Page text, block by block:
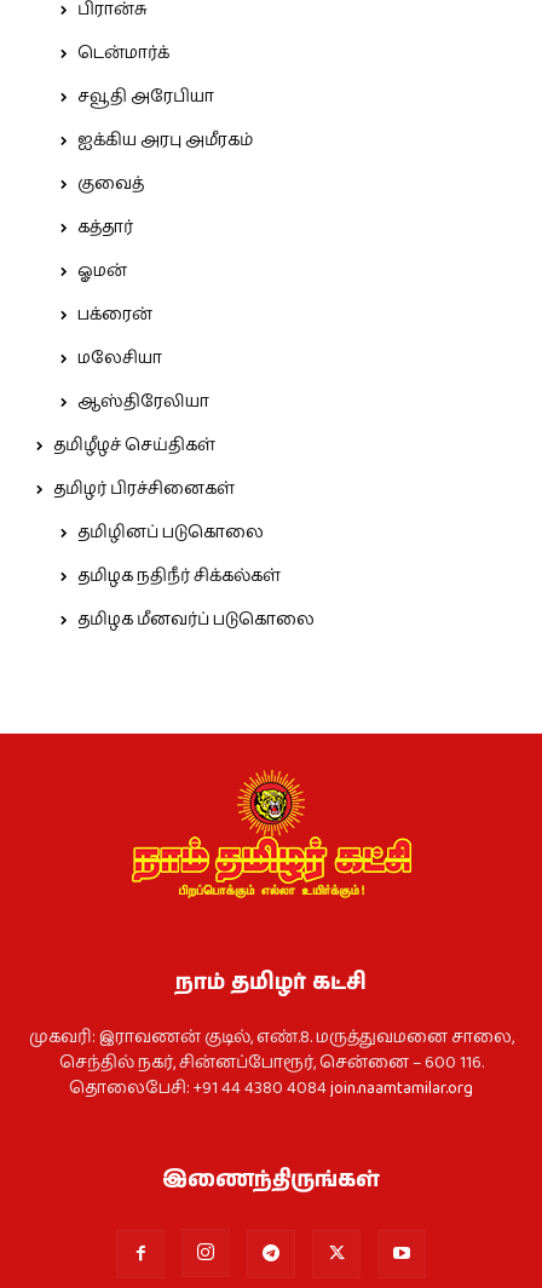
பிரான்சு
டென்மார்க்
சவூதி அரேபியா
ஐக்கிய அரபு அமீரகம்
குவைத்
கத்தார்
ஓமன்
பக்ரைன்
மலேசியா
ஆஸ்திரேலியா
தமிழீழச் செய்திகள்
தமிழர் பிரச்சினைகள்
தமிழினப் படுகொலை
தமிழக நதிநீர் சிக்கல்கள்
தமிழக மீனவர்ப் படுகொலை
நாம் தமிழர் கட்சி
முகவரி: இராவணன் குடில், எண்.8. மருத்துவமனை சாலை,
செந்தில் நகர், சின்னப்போரூர், சென்னை – 600 116.
தொலைபேசி: +91 44 4380 4084join.naamtamilar.org
இணைந்திருங்கள்